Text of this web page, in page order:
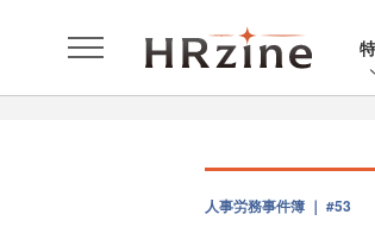
人事労務事件簿 ｜ #53